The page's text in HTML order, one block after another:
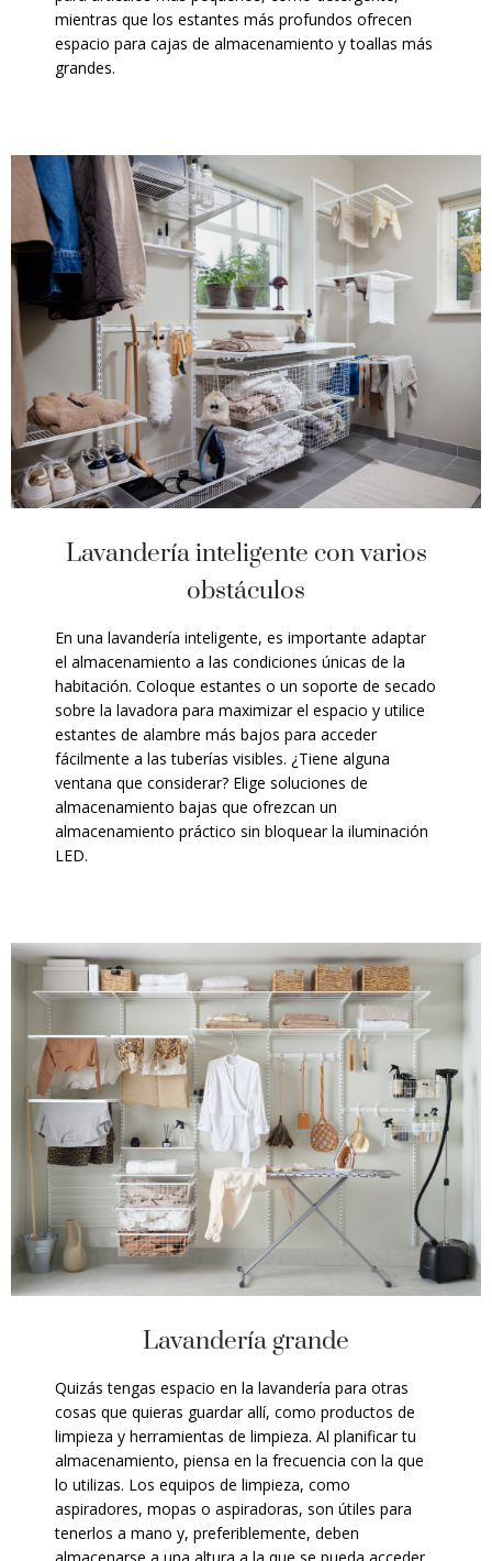
mientras que los estantes más profundos ofrecen
espacio para cajas de almacenamiento y toallas más
grandes.
Lavandería inteligente con varios
obstáculos
En una lavandería inteligente, es importante adaptar
el almacenamiento a las condiciones únicas de la
habitación. Coloque estantes o un soporte de secado
sobre la lavadora para maximizar el espacio y utilice
estantes de alambre más bajos para acceder
fácilmente a las tuberías visibles. ¿Tiene alguna
ventana que considerar? Elige soluciones de
almacenamiento bajas que ofrezcan un
almacenamiento práctico sin bloquear la iluminación
LED.
Lavandería grande
Quizás tengas espacio en la lavandería para otras
cosas que quieras guardar allí, como productos de
limpieza y herramientas de limpieza. Al planificar tu
almacenamiento, piensa en la frecuencia con la que
lo utilizas. Los equipos de limpieza, como
aspiradores, mopas o aspiradoras, son útiles para
tenerlos a mano y, preferiblemente, deben